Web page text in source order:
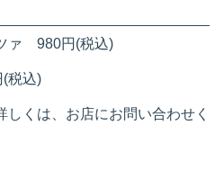
ァ 980円(税込)
税込)
くは、お店にお問い合わせく